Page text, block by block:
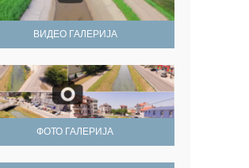
ВИДЕО ГАЛЕРИЈА
ФОТО ГАЛЕРИЈА